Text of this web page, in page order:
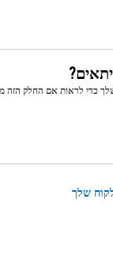
לראות אם החלק הזה
שלך